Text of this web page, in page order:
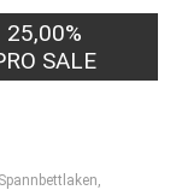
25,00%
SALE